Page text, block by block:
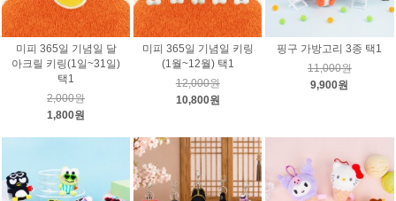
미피 365일 기념일 달
아크릴 키링(1일~31일)
택1
2,000원
1,800원
미피 365일 기념일 키링
(1월~12월) 택1
12,000원
10,800원
핑구 가방고리 3종 택1
11,000원
9,900원